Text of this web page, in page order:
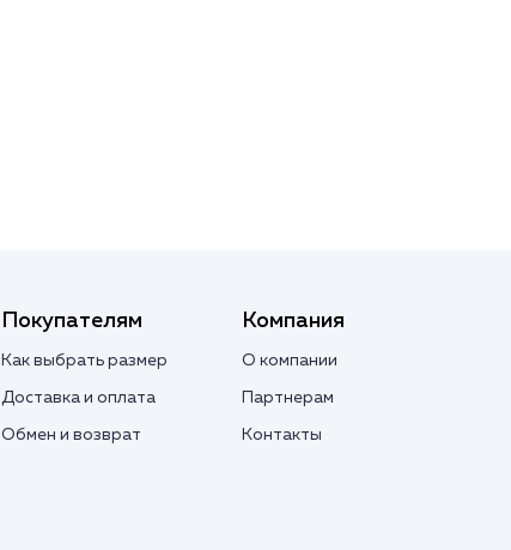
Покупателям
Как выбрать размер
Доставка и оплата
Обмен и возврат
Компания
О компании
Партнерам
Контакты